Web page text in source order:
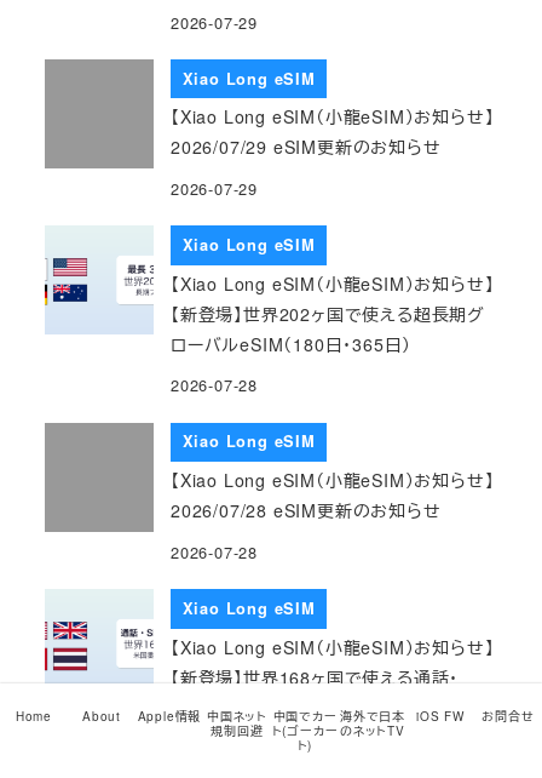
2026-07-29
Xiao Long eSIM
【Xiao Long eSIM（小龍eSIM）お知らせ】
2026/07/29 eSIM更新のお知らせ
2026-07-29
Xiao Long eSIM
【Xiao Long eSIM（小龍eSIM）お知らせ】
【新登場】世界202ヶ国で使える超長期グ
ローバルeSIM（180日・365日）
2026-07-28
Xiao Long eSIM
【Xiao Long eSIM（小龍eSIM）お知らせ】
2026/07/28 eSIM更新のお知らせ
2026-07-28
Xiao Long eSIM
【Xiao Long eSIM（小龍eSIM）お知らせ】
【新登場】世界168ヶ国で使える通話・
SMS付きグローバルeSIM（米国番号 +1
つき・最長365日）
Home About Apple情報 中国ネット
規制回避
中国でカー
ト(ゴーカー
ト)
海外で日本
のネットTV
iOS FW お問合せ